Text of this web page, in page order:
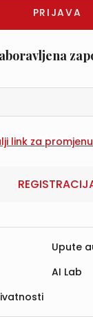
Upute
AI Lab